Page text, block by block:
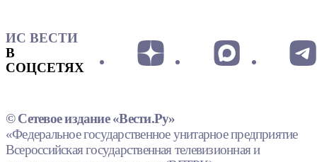
ИС ВЕСТИ
В
СОЦСЕТЯХ
© Сетевое издание «Вести.Ру»
«Федеральное государственное унитарное предприятие
Всероссийская государственная телевизионная и